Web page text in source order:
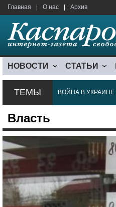
Главная О нас Архив
НОВОСТИ СТАТЬИ
ТЕМЫ ВОЙНА В УКРАИНЕ
Власть